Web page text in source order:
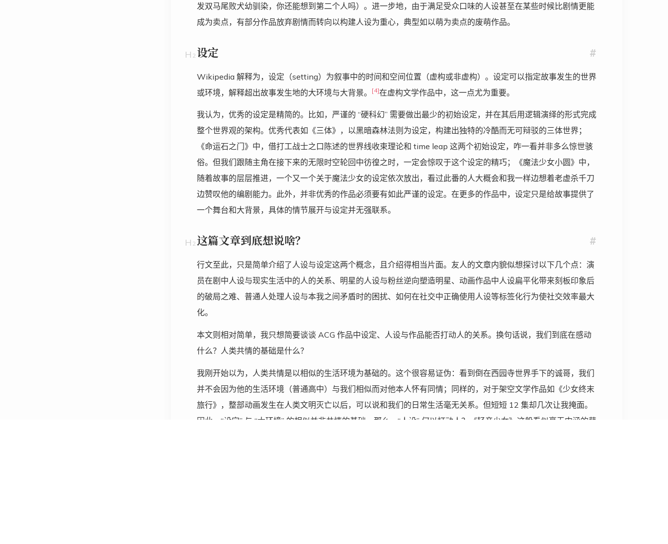
发双马尾败犬幼驯染，你还能想到第二个人吗）。进一步地，由于满足受众口味的人设甚至在某些时候比剧情更能
成为卖点，有部分作品放弃剧情而转向以构建人设为重心，典型如以萌为卖点的废萌作品。
#
设定
Wikipedia 解释为，设定（setting）为叙事中的时间和空间位置（虚构或非虚构）。设定可以指定故事发生的世界
或环境，解释超出故事发生地的大环境与大背景。
[4]在虚构文学作品中，这一点尤为重要。
我认为，优秀的设定是精简的。比如，严谨的 “硬科幻” 需要做出最少的初始设定，并在其后用逻辑演绎的形式完成
整个世界观的架构。优秀代表如《三体》，以黑暗森林法则为设定，构建出独特的冷酷而无可辩驳的三体世界；
《命运石之门》中，借打工战士之口陈述的世界线收束理论和 time leap 这两个初始设定，咋一看并非多么惊世骇
俗。但我们跟随主角在接下来的无限时空轮回中彷徨之时，一定会惊叹于这个设定的精巧；《魔法少女小圆》中，
随着故事的层层推进，一个又一个关于魔法少女的设定依次放出，看过此番的人大概会和我一样边想着老虚杀千刀
边赞叹他的编剧能力。此外，并非优秀的作品必须要有如此严谨的设定。在更多的作品中，设定只是给故事提供了
一个舞台和大背景，具体的情节展开与设定并无强联系。
#
这篇文章到底想说啥？
行文至此，只是简单介绍了人设与设定这两个概念，且介绍得相当片面。友人的文章内貌似想探讨以下几个点：演
员在剧中人设与现实生活中的人的关系、明星的人设与粉丝逆向塑造明星、动画作品中人设扁平化带来刻板印象后
的破局之难、普通人处理人设与本我之间矛盾时的困扰、如何在社交中正确使用人设等标签化行为使社交效率最大
化。
本文则相对简单，我只想简要谈谈 ACG 作品中设定、人设与作品能否打动人的关系。换句话说，我们到底在感动
什么？人类共情的基础是什么？
我刚开始以为，人类共情是以相似的生活环境为基础的。这个很容易证伪：看到倒在西园寺世界手下的诚哥，我们
并不会因为他的生活环境（普通高中）与我们相似而对他本人怀有同情；同样的，对于架空文学作品如《少女终末
旅行》，整部动画发生在人类文明灭亡以后，可以说和我们的日常生活毫无关系。但短短 12 集却几次让我掩面。
因此，“设定” 与 “大环境” 的相似并非共情的基础。那么，“人设” 何以打动人？《轻音少女》这般看似毫无内涵的萌